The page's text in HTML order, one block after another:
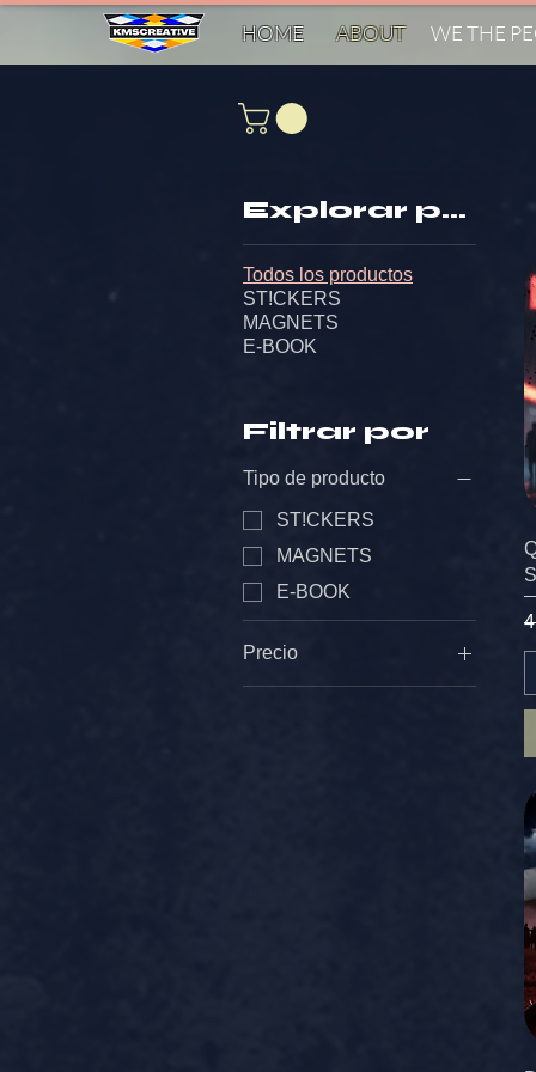
HOME ABOUT WE THE
Explorar por
Todos los productos
ST!CKERS
MAGNETS
E-BOOK
Filtrar por
Tipo de producto
ST!CKERS
MAGNETS
E-BOOK
Precio